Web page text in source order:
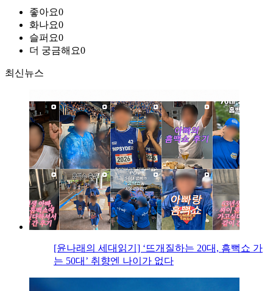
좋아요0
화나요0
슬퍼요0
더 궁금해요0
최신뉴스
[윤나래의 세대읽기] ‘뜨개질하는 20대, 흠뻑쇼 가
는 50대’ 취향엔 나이가 없다